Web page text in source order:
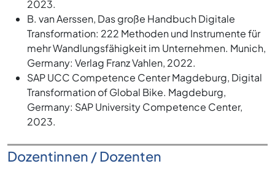
2023.
B. van Aerssen, Das große Handbuch Digitale
Transformation: 222 Methoden und Instrumente für
mehr Wandlungsfähigkeit im Unternehmen. Munich,
Germany: Verlag Franz Vahlen, 2022.
SAP UCC Competence Center Magdeburg, Digital
Transformation of Global Bike. Magdeburg,
Germany: SAP University Competence Center,
2023.
Dozentinnen / Dozenten